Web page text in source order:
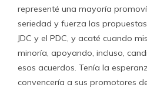
representé una mayoría
seriedad y fuerza las
JDC y el PDC, y acaté cuando
minoría, apoyando, incluso,
esos acuerdos. Tenía la
convencería a sus promotores